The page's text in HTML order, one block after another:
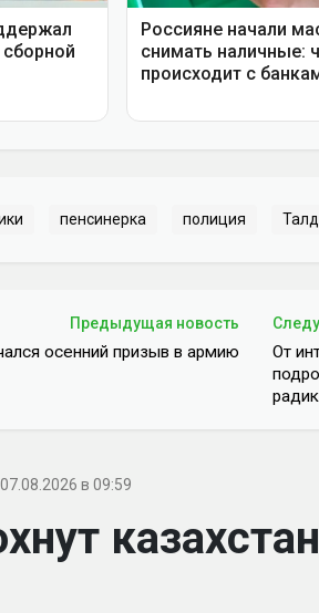
пенсинерка полиция
Предыдущая новость
осенний призыв в армию
От
07.08.2026 в 09:59